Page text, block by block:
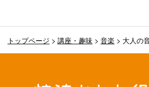
トップページ > 講座・趣味 > 音楽 > 大人の